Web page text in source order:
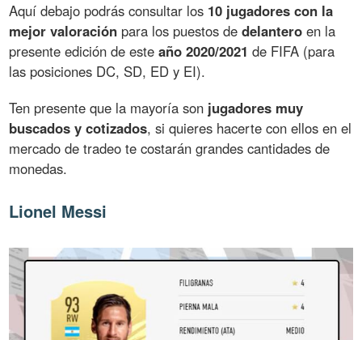
Aquí debajo podrás consultar los 10 jugadores con la
mejor valoración para los puestos dedelantero en la
presente edición de esteaño 2020/2021 de FIFA (para
las posiciones DC, SD, ED y EI).
Ten presente que la mayoría son jugadores muy
buscados y cotizados, si quieres hacerte con ellos en el
mercado de tradeo te costarán grandes cantidades de
monedas.
Lionel Messi